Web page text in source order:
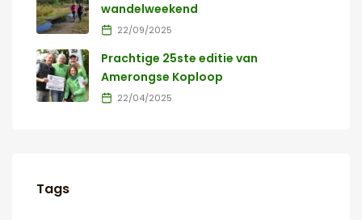
wandelweekend
22/09/2025
Prachtige 25ste editie van
Amerongse Koploop
22/04/2025
Tags